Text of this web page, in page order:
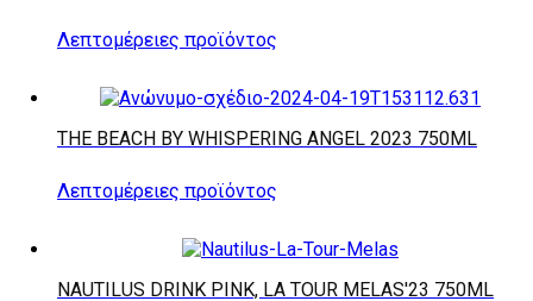
Λεπτομέρειες προϊόντος
THE BEACH BY WHISPERING ANGEL 2023 750ML
Λεπτομέρειες προϊόντος
NAUTILUS DRINK PINK, LA TOUR MELAS'23 750ML